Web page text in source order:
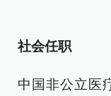
社会任职
中国非公立医